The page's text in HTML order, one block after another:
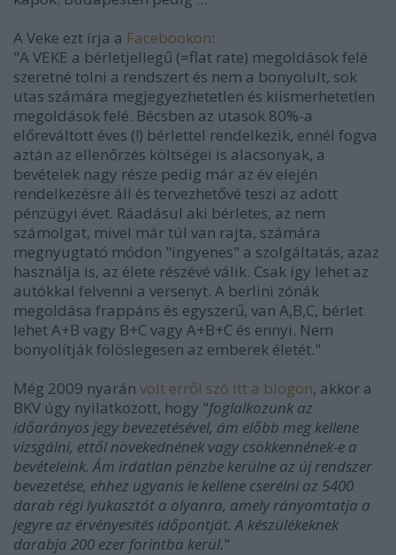
A Veke ezt írja a Facebookon:
"A VEKE a bérletjellegű (=flat rate) megoldások felé
szeretné tolni a rendszert és nem a bonyolult, sok
utas számára megjegyezhetetlen és kiismerhetetlen
megoldások felé. Bécsben az utasok 80%-a
előreváltott éves (!) bérlettel rendelkezik, ennél fogva
aztán az ellenőrzés költségei is alacsonyak, a
bevételek nagy része pedig már az év elején
rendelkezésre áll és tervezhetővé teszi az adott
pénzügyi évet. Ráadásul aki bérletes, az nem
számolgat, mivel már túl van rajta, számára
megnyugtató módon "ingyenes" a szolgáltatás, azaz
használja is, az élete részévé válik. Csak így lehet az
autókkal felvenni a versenyt. A berlini zónák
megoldása frappáns és egyszerű, van A,B,C, bérlet
lehet A+B vagy B+C vagy A+B+C és ennyi. Nem
bonyolítják fölöslegesen az emberek életét."
Még 2009 nyarán volt erről szó itt a blogon, akkor a
BKV úgy nyilatkozott, hogy "foglalkozunk az
időarányos jegy bevezetésével, ám előbb meg kellene
vizsgálni, ettől növekednének vagy csökkennének-e a
bevételeink. Ám irdatlan pénzbe kerülne az új rendszer
bevezetése, ehhez ugyanis le kellene cserélni az 5400
darab régi lyukasztót a olyanra, amely rányomtatja a
jegyre az érvényesítés időpontját. A készülékeknek
darabja 200 ezer forintba kerül."